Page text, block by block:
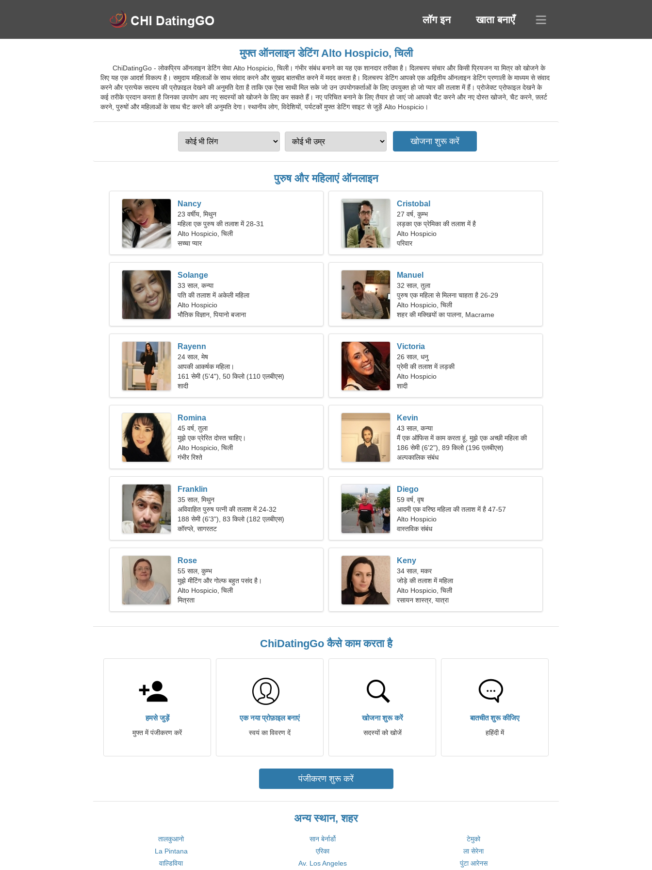
लॉग इन खाता बनाएँ
मुफ्त ऑनलाइन डेटिंग Alto Hospicio, चिली
ChiDatingGo - लोकप्रिय ऑनलाइन डेटिंग सेवा Alto Hospicio, चिली। गंभीर संबंध बनाने का यह एक शानदार तरीका है। दिलचस्प संचार और किसी प्रियजन या मित्र को खोजने के
लिए यह एक आदर्श विकल्प है। समुदाय महिलाओं के साथ संवाद करने और सुखद बातचीत करने में मदद करता है। दिलचस्प डेटिंग आपको एक अद्वितीय ऑनलाइन डेटिंग प्रणाली के माध्यम से संवाद
करने और प्रत्येक सदस्य की प्रोफ़ाइल देखने की अनुमति देता है ताकि एक ऐसा साथी मिल सके जो उन उपयोगकर्ताओं के लिए उपयुक्त हो जो प्यार की तलाश में हैं। प्रोजेक्ट प्रोफाइल देखने के
कई तरीके प्रदान करता है जिनका उपयोग आप नए सदस्यों को खोजने के लिए कर सकते हैं। नए परिचित बनाने के लिए तैयार हो जाएं जो आपको चैट करने और नए दोस्त खोजने, चैट करने, फ़्लर्ट
करने, पुरुषों और महिलाओं के साथ चैट करने की अनुमति देगा। स्थानीय लोग, विदेशियों, पर्यटकों मुफ्त डेटिंग साइट से जुड़ें Alto Hospicio।
पुरुष और महिलाएं ऑनलाइन
Nancy
23 वर्षीय, मिथुन
महिला एक पुरुष की तलाश में 28-31
Alto Hospicio, चिली
सच्चा प्यार
Cristobal
27 वर्ष, कुम्भ
लड़का एक प्रेमिका की तलाश में है
Alto Hospicio
परिवार
Solange
33 साल, कन्या
पति की तलाश में अकेली महिला
Alto Hospicio
भौतिक विज्ञान, पियानो बजाना
Manuel
32 साल, तुला
पुरुष एक महिला से मिलना चाहता है 26-29
Alto Hospicio, चिली
शहर की मक्खियों का पालना, Macrame
Rayenn
24 साल, मेष
आपकी आकर्षक महिला।
161 सेमी (5'4"), 50 किलो (110 एलबीएस)
शादी
Victoria
26 साल, धनु
प्रेमी की तलाश में लड़की
Alto Hospicio
शादी
Romina
45 वर्ष, तुला
मुझे एक प्रेरित दोस्त चाहिए।
Alto Hospicio, चिली
गंभीर रिश्ते
Kevin
43 साल, कन्या
मैं एक ऑफिस में काम करता हूं, मुझे एक अच्छी महिला की
जरूरत है।
186 सेमी (6'2"), 89 किलो (196 एलबीएस)
अल्पकालिक संबंध
Franklin
35 साल, मिथुन
अविवाहित पुरुष पत्नी की तलाश में 24-32
188 सेमी (6'3"), 83 किलो (182 एलबीएस)
कॉस्प्ले, सागरतट
Diego
59 वर्ष, वृष
आदमी एक वरिष्ठ महिला की तलाश में है 47-57
Alto Hospicio
वास्तविक संबंध
Rose
55 साल, कुम्भ
मुझे मीटिंग और गोल्फ बहुत पसंद है।
Alto Hospicio, चिली
मित्रता
Keny
34 साल, मकर
जोड़े की तलाश में महिला
Alto Hospicio, चिली
रसायन शास्त्र, यात्रा
ChiDatingGo कैसे काम करता है
हमसे जुड़ें
मुफ्त में पंजीकरण करें
एक नया प्रोफ़ाइल बनाएं
स्वयं का विवरण दें
खोजना शुरू करें
सदस्यों को खोजें
बातचीत शुरू कीजिए
हहिंदी में
पंजीकरण शुरू करें
अन्य स्थान, शहर
तालकुआनो सान बेर्नार्डो
टेमुको
La Pintana
एरिका
ला सेरेना
वाल्डिविया
Av. Los Angeles पुंटा आरेनस